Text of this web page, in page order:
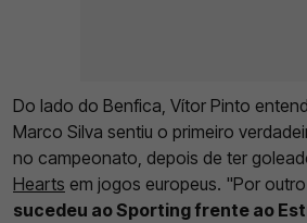
Do lado do Benfica, Vítor Pinto
Marco Silva sentiu o primeiro
no campeonato, depois de ter
Hearts em jogos europeus. "Por outro
sucedeu ao Sporting frente ao